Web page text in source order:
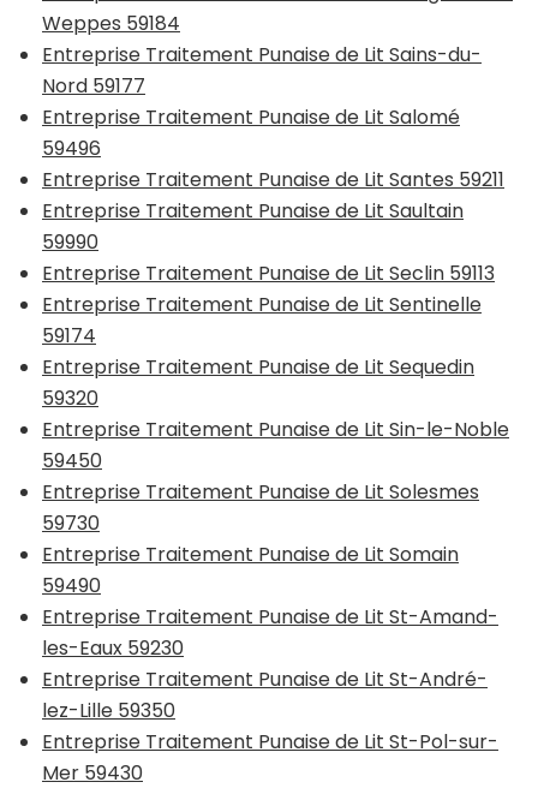
Weppes 59184
Entreprise Traitement Punaise de Lit Sains-du-
Nord 59177
Entreprise Traitement Punaise de Lit Salomé
59496
Entreprise Traitement Punaise de Lit Santes 59211
Entreprise Traitement Punaise de Lit Saultain
59990
Entreprise Traitement Punaise de Lit Seclin 59113
Entreprise Traitement Punaise de Lit Sentinelle
59174
Entreprise Traitement Punaise de Lit Sequedin
59320
Entreprise Traitement Punaise de Lit Sin-le-Noble
59450
Entreprise Traitement Punaise de Lit Solesmes
59730
Entreprise Traitement Punaise de Lit Somain
59490
Entreprise Traitement Punaise de Lit St-Amand-
les-Eaux 59230
Entreprise Traitement Punaise de Lit St-André-
lez-Lille 59350
Entreprise Traitement Punaise de Lit St-Pol-sur-
Mer 59430